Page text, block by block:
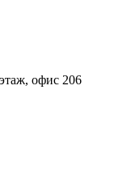
офис 206